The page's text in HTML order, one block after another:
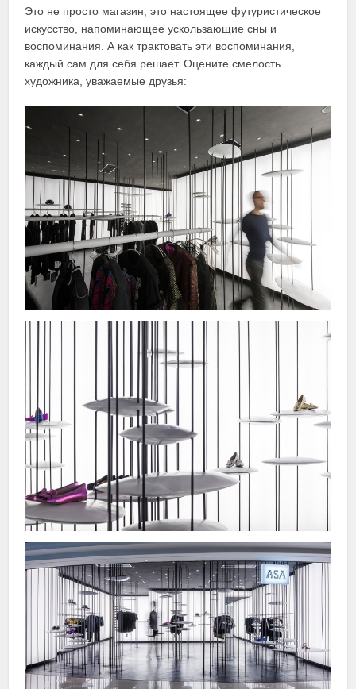
Это не просто магазин, это настоящее футуристическое
искусство, напоминающее ускользающие сны и
воспоминания. А как трактовать эти воспоминания,
каждый сам для себя решает. Оцените смелость
художника, уважаемые друзья: